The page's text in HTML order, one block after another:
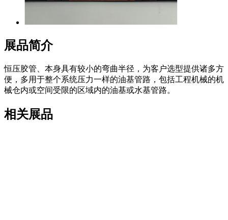
展品简介
恒压胶管、本身具有较小的弯曲半径，为客户选型提供诸多方
便，多用于整个系统压力一样的油基管路，包括工程机械的机
械仓内或空间受限的区域内的油基或水基管路。
相关展品